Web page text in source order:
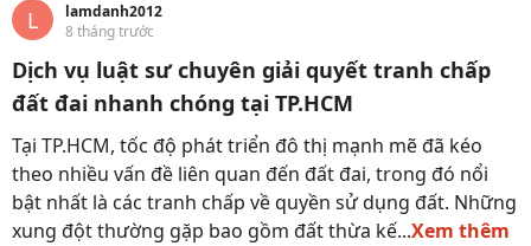
L
lamdanh2012
8 tháng trước
Dịch vụ luật sư chuyên giải quyết tranh chấp
đất đai nhanh chóng tại TP.HCM
Tại TP.HCM, tốc độ phát triển đô thị mạnh mẽ đã kéo
theo nhiều vấn đề liên quan đến đất đai, trong đó nổi
bật nhất là các tranh chấp về quyền sử dụng đất. Những
xung đột thường gặp bao gồm đất thừa kế...Xem thêm